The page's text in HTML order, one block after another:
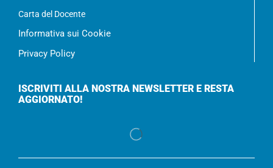
Carta del Docente
Informativa sui Cookie
Privacy Policy
ISCRIVITI ALLA NOSTRA NEWSLETTER E RESTA
AGGIORNATO!